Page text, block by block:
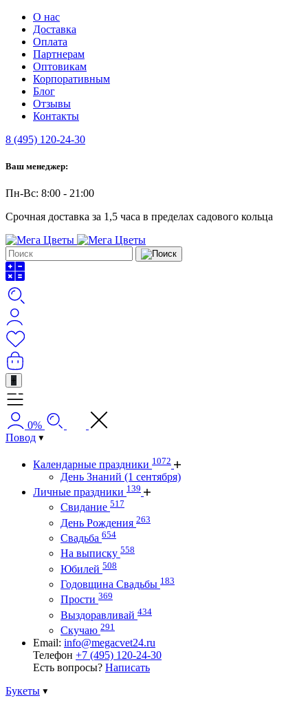
О нас
Доставка
Оплата
Партнерам
Оптовикам
Корпоративным
Блог
Отзывы
Контакты
8 (495) 120-24-30
Ваш менеджер:
Пн-Вс: 8:00 - 21:00
Срочная доставка за 1,5 часа в пределах садового кольца
+
0%
Повод
Календарные праздники 1072
День Знаний (1 сентября)
Личные праздники 139
Свидание 517
День Рождения 263
Свадьба 654
На выписку 558
Юбилей 508
Годовщина Свадьбы 183
Прости 369
Выздоравливай 434
Скучаю 291
Email: info@megacvet24.ru
Телефон +7 (495) 120-24-30
Есть вопросы? Написать
Букеты